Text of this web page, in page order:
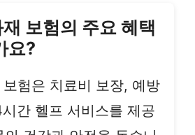
보험의 주요 혜택
요?
험은 치료비 보장, 예방
간 헬프 서비스를 제공